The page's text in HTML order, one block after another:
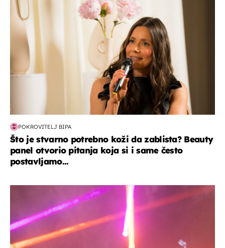
POKROVITELJ BIPA
Što je stvarno potrebno koži da zablista? Beauty
panel otvorio pitanja koja si i same često
postavljamo...